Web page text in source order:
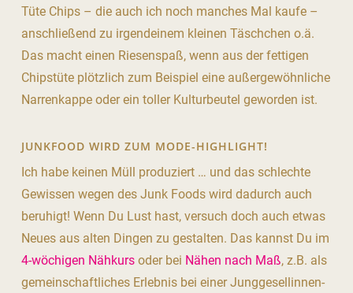
Tüte Chips – die auch ich noch manches Mal kaufe –
anschließend zu irgendeinem kleinen Täschchen o.ä.
Das macht einen Riesenspaß, wenn aus der fettigen
Chipstüte plötzlich zum Beispiel eine außergewöhnliche
Narrenkappe oder ein toller Kulturbeutel geworden ist.
JUNKFOOD WIRD ZUM MODE-HIGHLIGHT!
Ich habe keinen Müll produziert … und das schlechte
Gewissen wegen des Junk Foods wird dadurch auch
beruhigt! Wenn Du Lust hast, versuch doch auch etwas
Neues aus alten Dingen zu gestalten. Das kannst Du im
4-wöchigen Nähkursoder bei Nähen nach Maß, z.B. als
gemeinschaftliches Erlebnis bei einer Junggesellinnen-